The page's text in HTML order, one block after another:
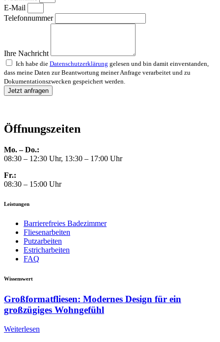
E-Mail
Telefonnummer
Ihre Nachricht
Ich habe die Datenschutzerklärung gelesen und bin damit einverstanden,
dass meine Daten zur Beantwortung meiner Anfrage verarbeitet und zu
Dokumentationszwecken gespeichert werden.
Jetzt anfragen
Öffnungszeiten
Mo. – Do.:
08:30 – 12:30 Uhr, 13:30 – 17:00 Uhr
Fr.:
08:30 – 15:00 Uhr
Leistungen
Barrierefreies Badezimmer
Fliesenarbeiten
Putzarbeiten
Estricharbeiten
FAQ
Wissenswert
Großformatfliesen: Modernes Design für ein
großzügiges Wohngefühl
Weiterlesen